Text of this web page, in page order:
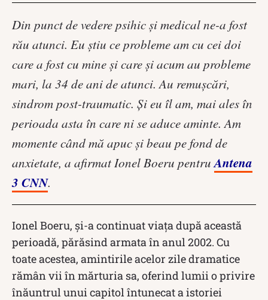
Din punct de vedere psihic și medical ne-a fost
rău atunci. Eu știu ce probleme am cu cei doi
care a fost cu mine și care şi acum au probleme
mari, la 34 de ani de atunci. Au remușcări,
sindrom post-traumatic. Şi eu îl am, mai ales în
perioada asta în care ni se aduce aminte. Am
momente când mă apuc şi beau pe fond de
anxietate, a afirmat Ionel Boeru pentruAntena
3 CNN.
Ionel Boeru, și-a continuat viața după această
perioadă, părăsind armata în anul 2002. Cu
toate acestea, amintirile acelor zile dramatice
rămân vii în mărturia sa, oferind lumii o privire
înăuntrul unui capitol întunecat a istoriei